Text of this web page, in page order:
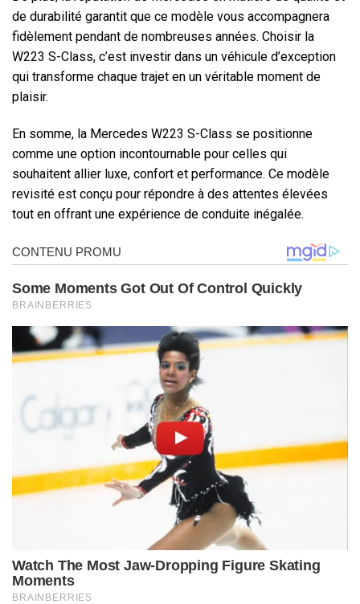
de durabilité garantit que ce modèle vous accompagnera
fidèlement pendant de nombreuses années. Choisir la
W223 S-Class, c’est investir dans un véhicule d’exception
qui transforme chaque trajet en un véritable moment de
plaisir.
En somme, la Mercedes W223 S-Class se positionne
comme une option incontournable pour celles qui
souhaitent allier luxe, confort et performance. Ce modèle
revisité est conçu pour répondre à des attentes élevées
tout en offrant une expérience de conduite inégalée.